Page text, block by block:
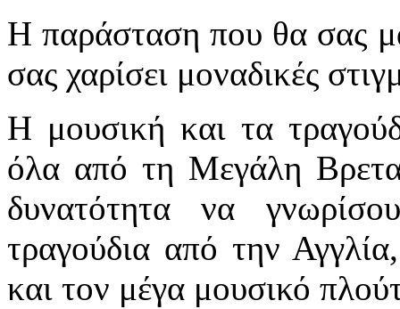
Η παράσταση που θα σας
σας χαρίσει μοναδικές
Η μουσική και τα
όλα από τη Μεγάλη
δυνατότητα να
τραγούδια από την
και τον μέγα μουσικό